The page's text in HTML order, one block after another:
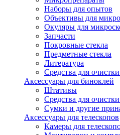
Наборы для опытов
Объективы для
Окуляры для
Запчасти
Покровные стекла
Предметные стекла
Литература
Средства для
Аксессуары для биноклей
Штативы
Средства для
Сумки и другие
Аксессуары для телескопов
Камеры для